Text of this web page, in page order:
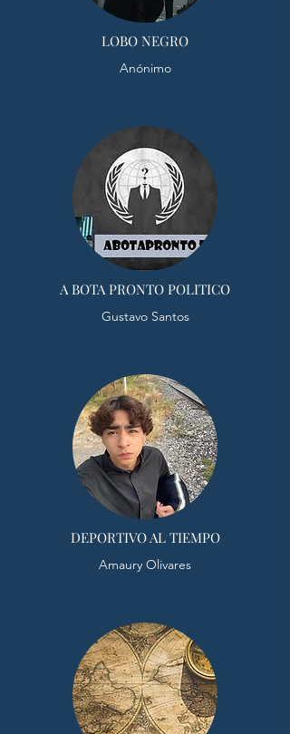
LOBO NEGRO
Anónimo
A BOTA PRONTO POLITICO
Gustavo Santos
DEPORTIVO AL TIEMPO
Amaury Olivares